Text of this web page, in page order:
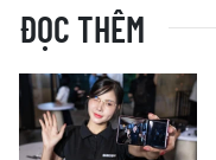
ĐỌC THÊM